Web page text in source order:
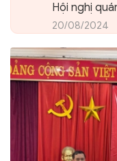
Hội nghị
KL/TW của
Hội Đông y
20/08/2024